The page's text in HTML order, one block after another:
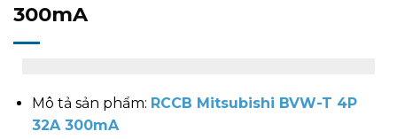
300mA
Mô tả sản phẩm: RCCB Mitsubishi BVW-T 4P
32A 300mA